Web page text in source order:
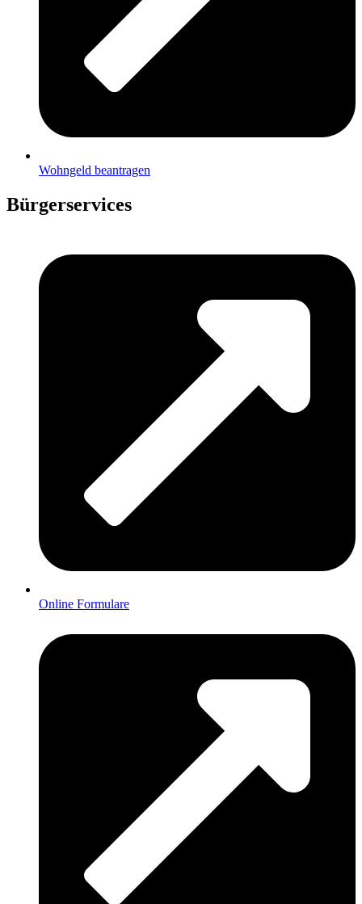
Wohngeld beantragen
Bürgerservices
Online Formulare